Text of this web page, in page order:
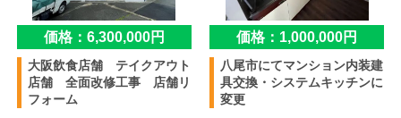
価格：6,300,000円
大阪飲食店舗 テイクアウト
店舗 全面改修工事 店舗リ
フォーム
価格：1,000,000円
八尾市にてマンション内装建
具交換・システムキッチンに
変更